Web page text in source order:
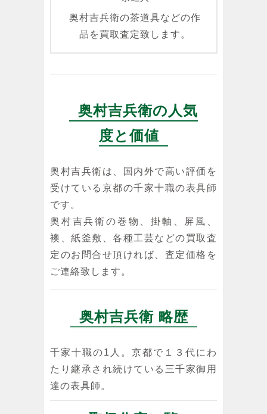
奥村吉兵衛の茶道具などの作
品を買取査定致します。
奥村吉兵衛の人気
度と価値
奥村吉兵衛は、国内外で高い評価を
受けている京都の千家十職の表具師
です。
奥村吉兵衛の巻物、掛軸、屏風、
襖、紙釜敷、各種工芸などの買取査
定のお問合せ頂ければ、査定価格を
ご連絡致します。
奥村吉兵衛 略歴
千家十職の1人。京都で１３代にわ
たり継承され続けている三千家御用
達の表具師。